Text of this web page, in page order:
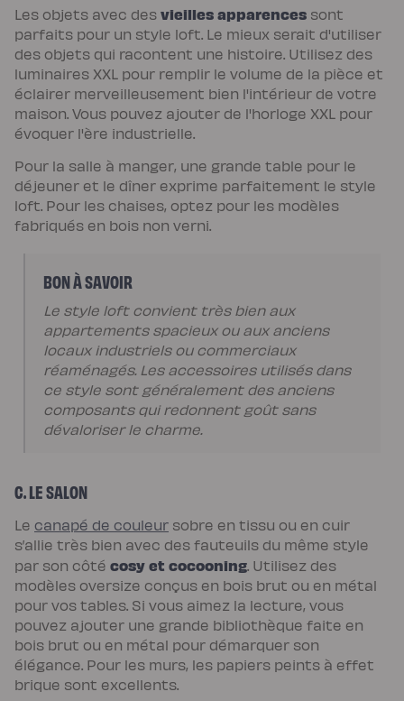
Couette
tempérée
Plus
Couette
légère
Couette
légère
Plus
Couette
chaude
Protections
matelas
imperméable
Protège
matelas
molleton
Protège
oreiller
Parures
couette
Taies
d’oreiller
Draps
Matières
Percale
coton
Gaze
coton
Lin
Protections
Protège
matelas
imperméable
Protège
matelas
molleton
Protège
oreiller
Salon
Canapé
Canapé
d'angle
Canapé-
Les objets avec des vieilles apparences sont
parfaits pour un style loft. Le mieux serait d'utiliser
des objets qui racontent une histoire. Utilisez des
luminaires XXL pour remplir le volume de la pièce et
éclairer merveilleusement bien l'intérieur de votre
maison. Vous pouvez ajouter de l'horloge XXL pour
évoquer l'ère industrielle.
Pour la salle à manger, une grande table pour le
déjeuner et le dîner exprime parfaitement le style
loft. Pour les chaises, optez pour les modèles
fabriqués en bois non verni.
BON À SAVOIR
Le style loft convient très bien aux
appartements spacieux ou aux anciens
locaux industriels ou commerciaux
réaménagés. Les accessoires utilisés dans
ce style sont généralement des anciens
composants qui redonnent goût sans
dévaloriser le charme.
C. LE SALON
Le canapé de couleur sobre en tissu ou en cuir
s’allie très bien avec des fauteuils du même style
par son côté cosy et cocooning . Utilisez des
modèles oversize conçus en bois brut ou en métal
pour vos tables. Si vous aimez la lecture, vous
pouvez ajouter une grande bibliothèque faite en
bois brut ou en métal pour démarquer son
élégance. Pour les murs, les papiers peints à effet
brique sont excellents.